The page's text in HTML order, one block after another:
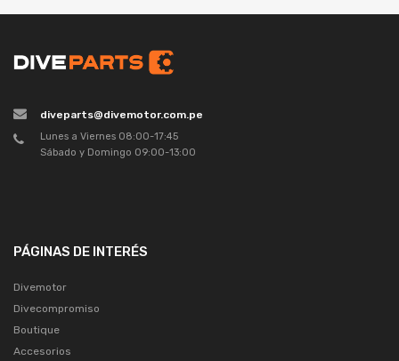
diveparts@divemotor.com.pe
Lunes a Viernes 08:00-17:45
Sábado y Domingo 09:00-13:00
PÁGINAS DE INTERÉS
Divemotor
Divecompromiso
Boutique
Accesorios